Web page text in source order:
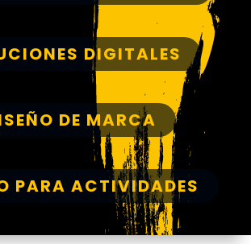
DIGITALES
DE MARCA
PARA ACTIVIDADES